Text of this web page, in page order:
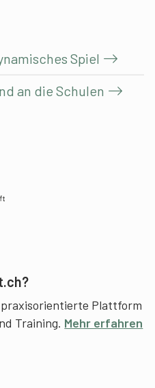
Spiel
an die Schulen
Plattform
Training. Mehr erfahren